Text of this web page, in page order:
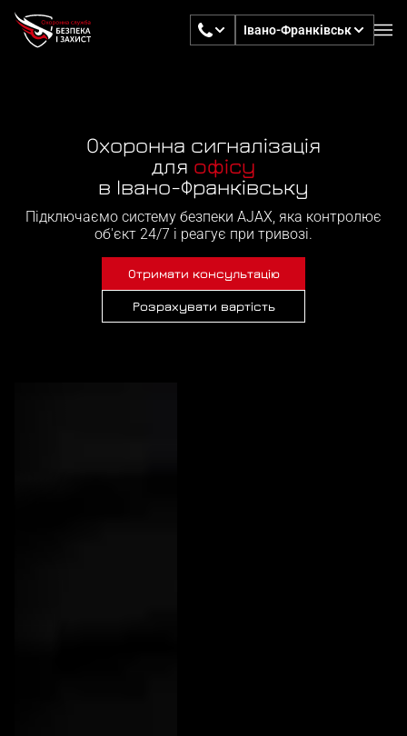
Івано-Франківськ
Охоронна сигналізація
для офісу
в Івано-Франківську
Підключаємо систему безпеки AJAX, яка контролює
об'єкт 24/7 і реагує при тривозі.
Отримати консультацію
Розрахувати вартість